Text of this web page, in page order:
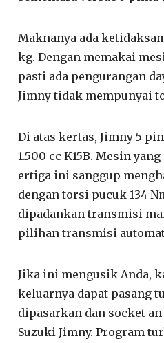
Maknanya ada
kg. Dengan memakai
pasti ada pengurangan
Jimny tidak mempunyai
Di atas kertas, Jimny 5
1.500 cc K15B. Mesin
ertiga ini sanggup
dengan torsi pucuk 134
dipadankan transmisi
pilihan transmisi
Jika ini mengusik Anda,
keluarnya dapat pasang
dipasarkan dan socket
Suzuki Jimny. Program